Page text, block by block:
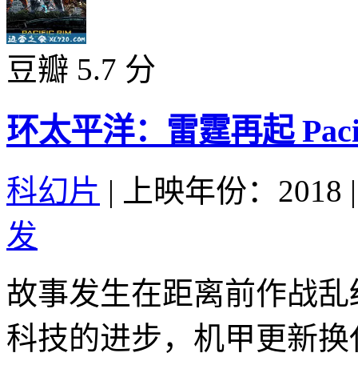
豆瓣 5.7 分
环太平洋：雷霆再起
科幻片 | 上映年份：2018 |
发
故事发生在距离前作战
科技的进步，机甲更新